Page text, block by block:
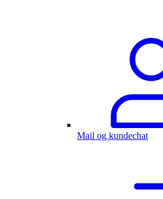
Mail og kundechat